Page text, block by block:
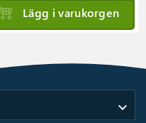
Lägg i varukorgen
expand_more